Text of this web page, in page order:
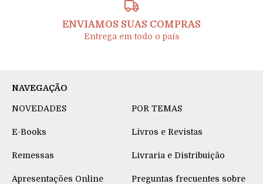
ENVIAMOS SUAS COMPRAS
Entrega em todo o país
NAVEGAÇÃO
NOVEDADES POR TEMAS
E-Books Livros e Revistas
Remessas Livraria e Distribuição
Apresentações Online
Preguntas frecuentes sobre